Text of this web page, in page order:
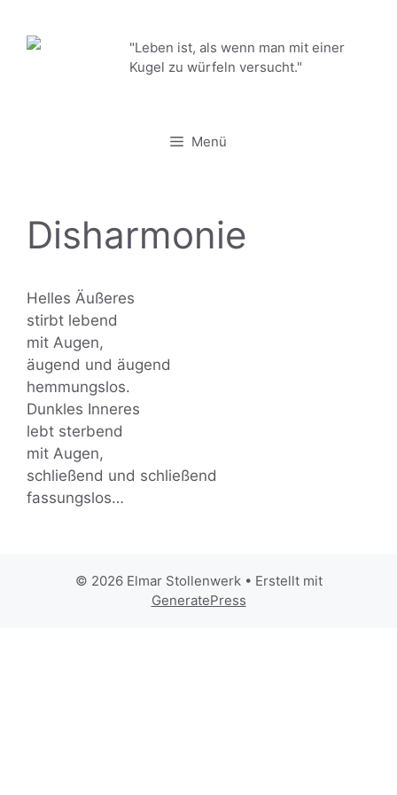
Inhalt
springen
"Leben ist, als wenn man mit einer
Kugel zu würfeln versucht."
Menü
Disharmonie
Helles Äußeres
stirbt lebend
mit Augen,
äugend und äugend
hemmungslos.
Dunkles Inneres
lebt sterbend
mit Augen,
schließend und schließend
fassungslos…
© 2026 Elmar Stollenwerk• Erstellt mit
GeneratePress